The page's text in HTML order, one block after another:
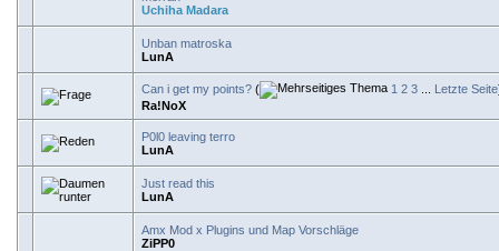
Uchiha Madara
Unban matroska
LunA
Can i get my points? ( 1 2 3 Letzte Seite
Ra!NoX
P0l0 leaving terro
LunA
Just read this
LunA
Amx Mod x Plugins und Map Vorschläge
ZiPP0